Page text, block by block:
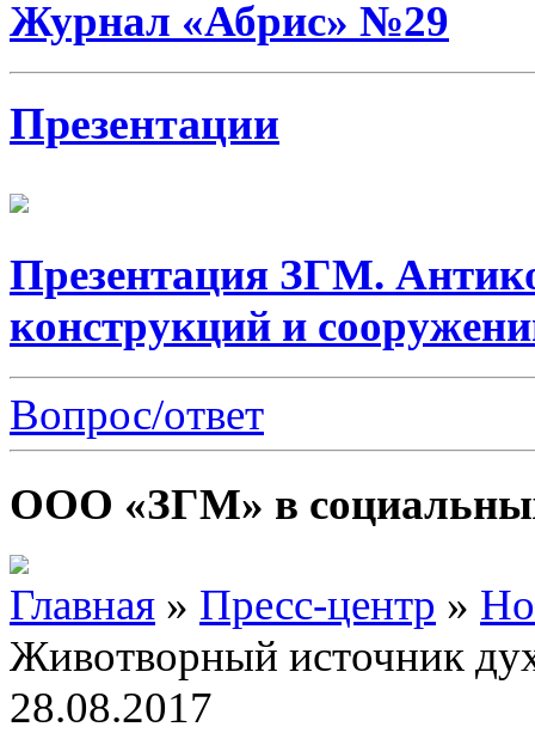
Журнал «Абрис» №29
Презентации
Презентация ЗГМ.
конструкций и
Вопрос/ответ
ООО «ЗГМ» в
Главная » Пресс-центр »
Животворный источник
28.08.2017